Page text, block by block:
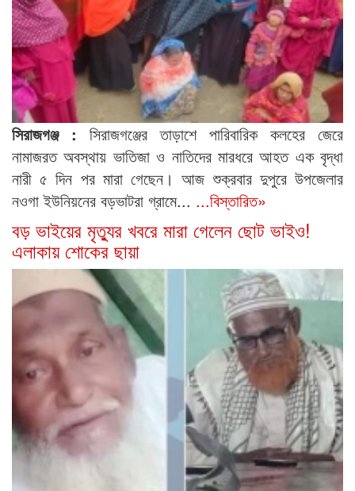
সিরাজগঞ্জ : সিরাজগঞ্জের তাড়াশে পারিবারিক কলহের জেরে
নামাজরত অবস্থায় ভাতিজা ও নাতিদের মারধরে আহত এক বৃদ্ধা
নারী ৫ দিন পর মারা গেছেন। আজ শুক্রবার দুপুরে উপজেলার
নওগা ইউনিয়নের বড়ভাটরা গ্রামে... ...বিস্তারিত»
বড় ভাইয়ের মৃত্যুর খবরে মারা গেলেন ছোট ভাইও!
এলাকায় শোকের ছায়া